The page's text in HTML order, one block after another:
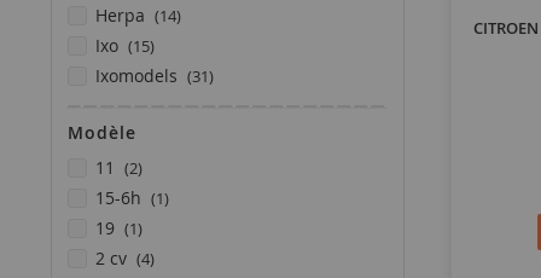
herpa 14articles
ixo 15articles
ixomodels 31articles
maxichamps
minipartes
modelcar
newray
norev
Modèle
11
2articles
15-6h 1article
19 1article
2 cv 4articles